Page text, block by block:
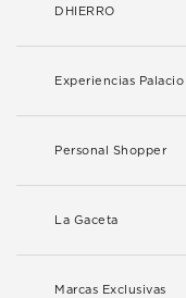
DHIERRO
Experiencias Palacio
Personal Shopper
La Gaceta
Marcas Exclusivas